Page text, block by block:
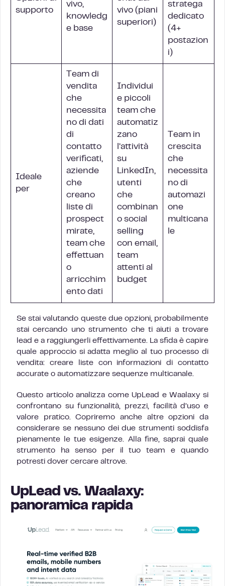
supporto
vivo,
knowledg
e base
vivo (piani
superiori)
stratega
dedicato
(4+
postazion
i)
Ideale
per
Team di
vendita
che
necessita
no di dati
di
contatto
verificati,
aziende
che
creano
liste di
prospect
mirate,
team che
effettuan
o
arricchim
ento dati
Individui
e piccoli
team che
automatiz
zano
l’attività
su
LinkedIn,
utenti
che
combinan
o social
selling
con email,
team
attenti al
budget
Team in
crescita
che
necessita
no di
automazi
one
multicana
le
Se stai valutando queste due opzioni, probabilmente
stai cercando uno strumento che ti aiuti a trovare
lead e a raggiungerli effettivamente. La sfida è capire
quale approccio si adatta meglio al tuo processo di
vendita: creare liste con informazioni di contatto
accurate o automatizzare sequenze multicanale.
Questo articolo analizza come UpLead e Waalaxy si
confrontano su funzionalità, prezzi, facilità d’uso e
valore pratico. Copriremo anche altre opzioni da
considerare se nessuno dei due strumenti soddisfa
pienamente le tue esigenze. Alla fine, saprai quale
strumento ha senso per il tuo team e quando
potresti dover cercare altrove.
UpLead vs. Waalaxy:
panoramica rapida